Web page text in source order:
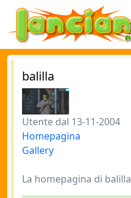
balilla
Utente dal 13-11-2004
Homepagina
Gallery
La homepagina di balilla